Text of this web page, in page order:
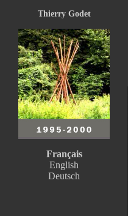
Thierry Godet
Français
English
Deutsch